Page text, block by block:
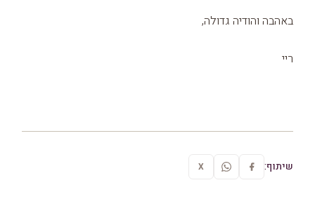
באהבה והודיה גדולה,
ריי
שיתוף: X